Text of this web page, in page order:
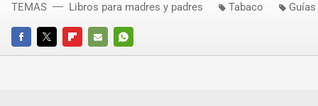
FACEBOOKTWITTERFLIPBOARD
E-
WHATSAPP
TEMAS Libros para madres y padres Tabaco